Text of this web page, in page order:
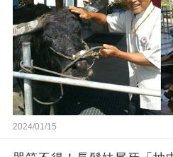
2024/01/15